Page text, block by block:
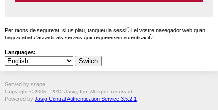
Per raons de seguretat, si us plau, tanqueu la sessiÛ i el vostre navegador web quan
hagi acabat d'accedir als serveis que requereixen autenticaciÛ.
Languages:
Served by snape
Copyright © 2005 - 2012 Jasig, Inc. All rights reserved.
Powered by Jasig Central Authentication Service 3.5.2.1